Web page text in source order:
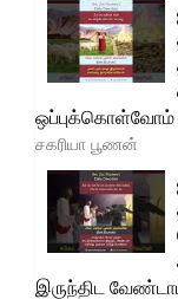
ஒப்புக்கொள்வோம்
சகரியா பூணன்
இருந்திட